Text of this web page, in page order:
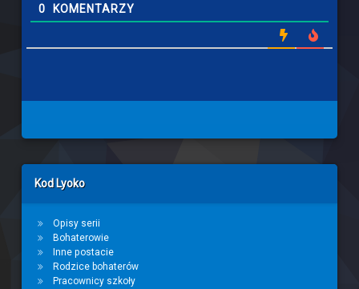
0 KOMENTARZY
Left Sidebar
Kod Lyoko
Opisy serii
Bohaterowie
Inne postacie
Rodzice bohaterów
Pracownicy szkoły